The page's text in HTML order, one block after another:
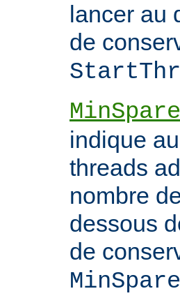
lancer au
de
indique
threads
nombre
dessous
de